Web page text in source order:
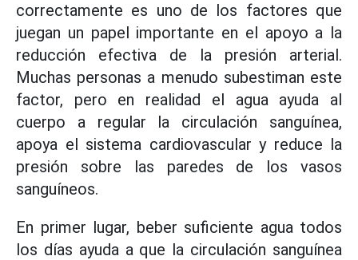
correctamente es uno de los factores que
juegan un papel importante en el apoyo a la
reducción efectiva de la presión arterial.
Muchas personas a menudo subestiman este
factor, pero en realidad el agua ayuda al
cuerpo a regular la circulación sanguínea,
apoya el sistema cardiovascular y reduce la
presión sobre las paredes de los vasos
sanguíneos.
En primer lugar, beber suficiente agua todos
los días ayuda a que la circulación sanguínea